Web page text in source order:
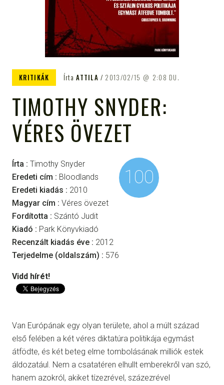
KRITIKÁK ÍrtaATTILA 2013/02/15 2:08 DU.
TIMOTHY SNYDER:
VÉRES ÖVEZET
Írta : Timothy Snyder
Eredeti cím : Bloodlands
Eredeti kiadás : 2010
Magyar cím : Véres övezet
Fordította : Szántó Judit
Kiadó : Park Könyvkiadó
Recenzált kiadás éve : 2012
Terjedelme (oldalszám) : 576
100
Vidd hírét!
Van Európának egy olyan területe, ahol a múlt század
első felében a két véres diktatúra politikája egymást
átfödte, és két beteg elme tombolásának milliók estek
áldozatául. Nem a csatatéren elhullt emberekről van szó,
hanem azokról, akiket tízezrével, százezrével